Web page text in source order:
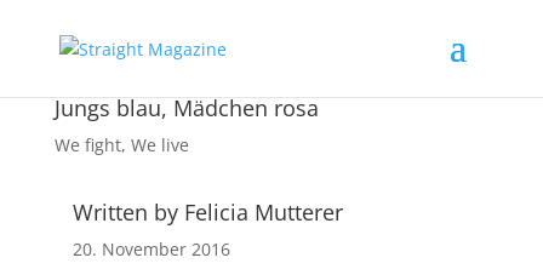
Jungs blau, Mädchen rosa
We fight, We live
Written by Felicia Mutterer
20. November 2016